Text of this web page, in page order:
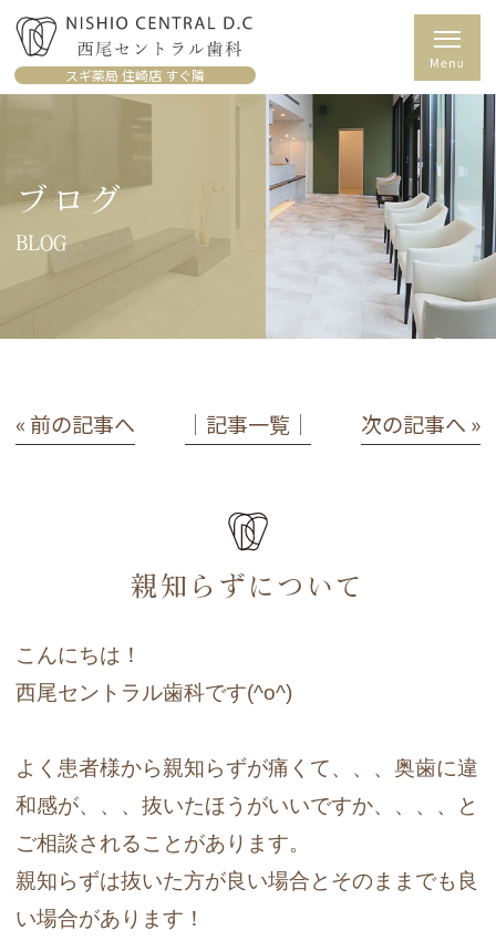
スギ薬局 住崎店 すぐ隣
ブログ
BLOG
« 前の記事へ │記事一覧│ 次の記事へ »
親知らずについて
こんにちは！
西尾セントラル歯科です(^o^)
よく患者様から親知らずが痛くて、、、奥歯に違
和感が、、、抜いたほうがいいですか、、、、と
ご相談されることがあります。
親知らずは抜いた方が良い場合とそのままでも良
い場合があります！